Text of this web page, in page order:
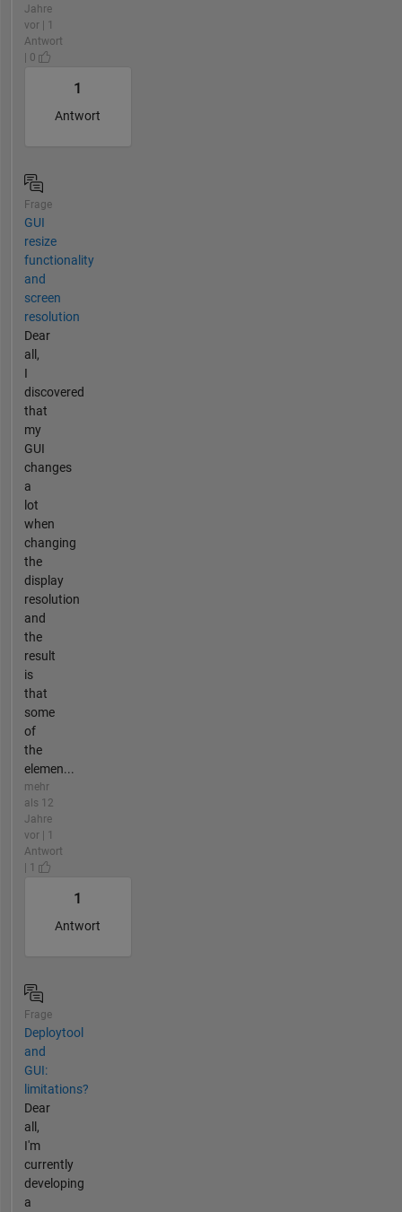
Jahre
vor | 1
Antwort
| 0
1
Antwort
Frage
GUI
resize
functionality
and
screen
resolution
Dear
all,
I
discovered
that
my
GUI
changes
a
lot
when
changing
the
display
resolution
and
the
result
is
that
some
of
the
elemen...
mehr
als 12
Jahre
vor | 1
Antwort
| 1
1
Antwort
Frage
Deploytool
and
GUI:
limitations?
Dear
all,
I'm
currently
developing
a